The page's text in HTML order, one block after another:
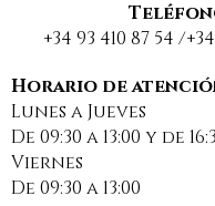
BUENAS
2025
+34 93 410 87 54 /+34
Horario de
Lunes a Jueves
De 09:30 a 13:00 y de
Viernes
De 09:30 a 13:00